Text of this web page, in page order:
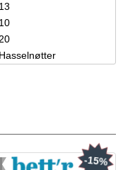
13
10
Hasselnøtter
-15%